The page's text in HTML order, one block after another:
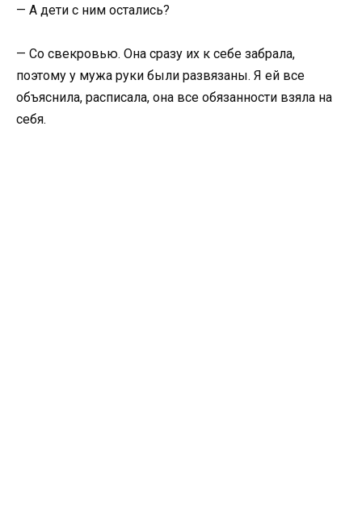
— А дети с ним остались?
— Со свекровью. Она сразу их к себе забрала,
поэтому у мужа руки были развязаны. Я ей все
объяснила, расписала, она все обязанности взяла на
себя.